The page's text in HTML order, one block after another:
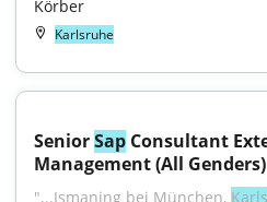
Körber
Karlsruhe
Senior Sap Consultant
Management (All Genders)
"...Ismaning bei München,